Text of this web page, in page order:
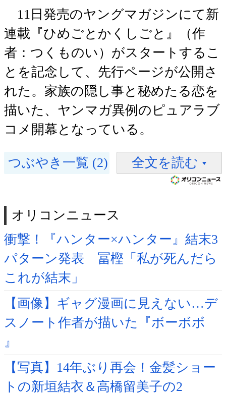
11日発売のヤングマガジンにて新
連載『ひめごとかくしごと』（作
者：つくものい）がスタートするこ
とを記念して、先行ページが公開さ
れた。家族の隠し事と秘めたる恋を
描いた、ヤンマガ異例のピュアラブ
コメ開幕となっている。
つぶやき一覧 (2) 全文を読む
オリコンニュース
衝撃！『ハンター×ハンター』結末3
パターン発表 冨樫「私が死んだら
これが結末」
【画像】ギャグ漫画に見えない…デ
スノート作者が描いた『ボーボボ
』
【写真】14年ぶり再会！金髪ショー
トの新垣結衣＆高橋留美子の2